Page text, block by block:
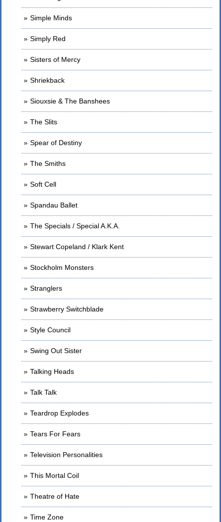
Simple Minds
Simply Red
Sisters of Mercy
Shriekback
Siouxsie & The Banshees
The Slits
Spear of Destiny
The Smiths
Soft Cell
Spandau Ballet
The Specials / Special A.K.A.
Stewart Copeland / Klark Kent
Stockholm Monsters
Stranglers
Strawberry Switchblade
Style Council
Swing Out Sister
Talking Heads
Talk Talk
Teardrop Explodes
Tears For Fears
Television Personalities
This Mortal Coil
Theatre of Hate
Time Zone